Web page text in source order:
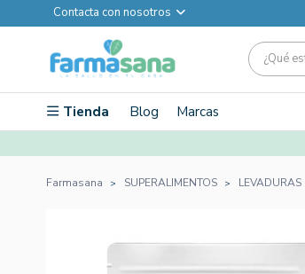
Contacta con nosotros
Tienda Blog Marcas
Farmasana SUPERALIMENTOS LEVADURAS